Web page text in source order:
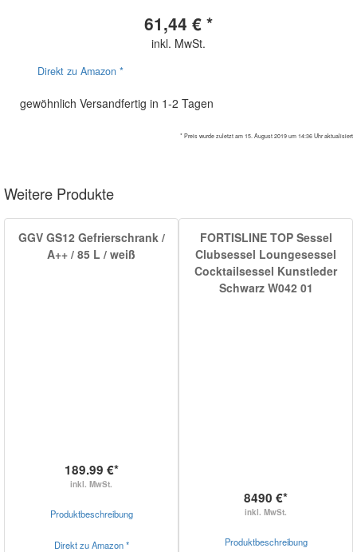
61,44 € *
inkl. MwSt.
Direkt zu Amazon *
gewöhnlich Versandfertig in 1-2 Tagen
* Preis wurde zuletzt am 15. August 2019 um 14:36 Uhr aktualisiert
Weitere Produkte
GGV GS12 Gefrierschrank /
A++ / 85 L / weiß
189.99 €*
inkl. MwSt.
Produktbeschreibung
Direkt zu Amazon *
FORTISLINE TOP Sessel
Clubsessel Loungesessel
Cocktailsessel Kunstleder
Schwarz W042 01
8490 €*
inkl. MwSt.
Produktbeschreibung